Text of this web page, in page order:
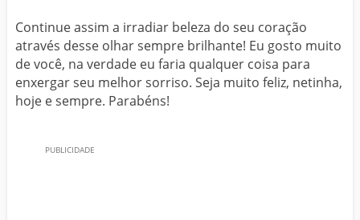
Continue assim a irradiar beleza do seu coração
através desse olhar sempre brilhante! Eu gosto muito
de você, na verdade eu faria qualquer coisa para
enxergar seu melhor sorriso. Seja muito feliz, netinha,
hoje e sempre. Parabéns!